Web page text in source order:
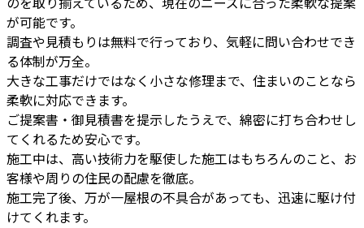
が可能です。
調査や見積もりは無料で行っており、気軽に問い合わせでき
る体制が万全。
大きな工事だけではなく小さな修理まで、住まいのことなら
柔軟に対応できます。
ご提案書・御見積書を提示したうえで、綿密に打ち合わせし
てくれるため安心です。
施工中は、高い技術力を駆使した施工はもちろんのこと、お
客様や周りの住民の配慮を徹底。
施工完了後、万が一屋根の不具合があっても、迅速に駆け付
けてくれます。